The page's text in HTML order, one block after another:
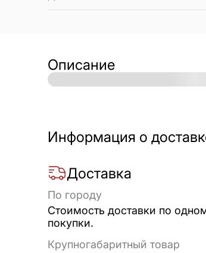
Описание
Информация о
Доставка
По городу
Стоимость доставки по
покупки.
Крупногабаритный товар